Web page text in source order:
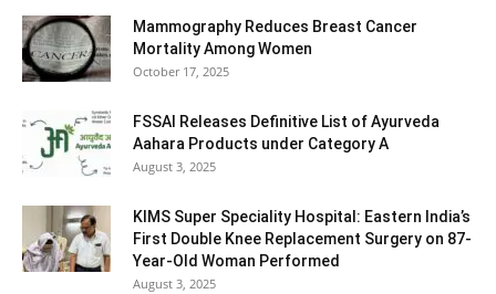
Mammography Reduces Breast Cancer
Mortality Among Women
October 17, 2025
FSSAI Releases Definitive List of Ayurveda
Aahara Products under Category A
August 3, 2025
KIMS Super Speciality Hospital: Eastern India’s
First Double Knee Replacement Surgery on 87-
Year-Old Woman Performed
August 3, 2025